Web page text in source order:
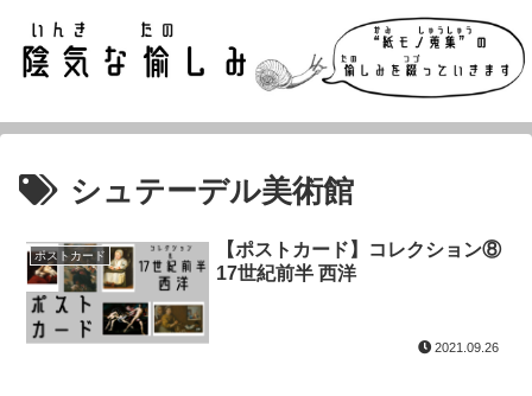
シュテーデル美術館
ポストカード
【ポストカード】コレクション⑧
17世紀前半 西洋
2021.09.26